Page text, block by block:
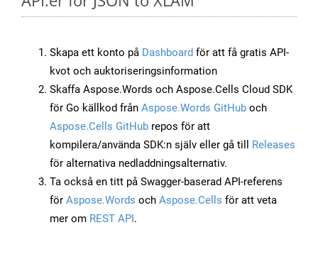
Skapa ett konto på Dashboard för att få gratis API-
kvot och auktoriseringsinformation
Skaffa Aspose.Words och Aspose.Cells Cloud SDK
för Go källkod från Aspose.Words GitHub och
Aspose.Cells GitHub repos för att
kompilera/använda SDK:n själv eller gå till Releases
för alternativa nedladdningsalternativ.
Ta också en titt på Swagger-baserad API-referens
för Aspose.Words och Aspose.Cells för att veta
mer om REST API.